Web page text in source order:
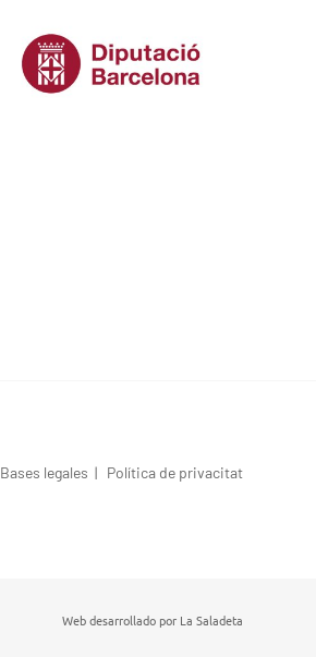
Bases legales | Política de privacitat
Web desarrollado por La Saladeta